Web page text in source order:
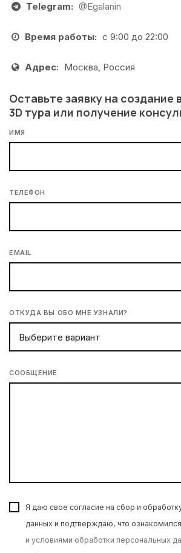
Telegram: @Egalanin
Время работы: с 9:00 до 22:00
Адрес: Москва, Россия
Оставьте заявку на создание
3D тура или получение
ИМЯ
ТЕЛЕФОН
EMAIL
ОТКУДА ВЫ ОБО МНЕ УЗНАЛИ?
СООБЩЕНИЕ
Я даю свое согласие на сбор и
данных и подтверждаю, что
и условиями обработки персональных